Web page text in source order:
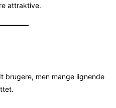
attraktive.
brugere, men mange lignende